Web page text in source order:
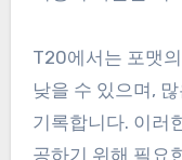
T20에서는 포맷
낮을 수 있으며,
기록합니다. 이러
공하기 위해 필요